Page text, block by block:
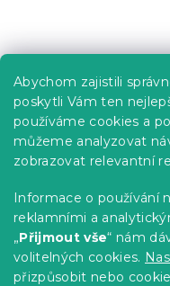
Abychom zajistili
poskytli Vám ten
používáme cookies a
můžeme analyzovat
zobrazovat relevantní
Informace o používání
reklamními a
„Přijmout vše“ nám
volitelných cookies.
přizpůsobit nebo
Kariéra
Poptávky a B2B
Proč se u nás
Věrnostní program -
Návody
Tabulky velikostí